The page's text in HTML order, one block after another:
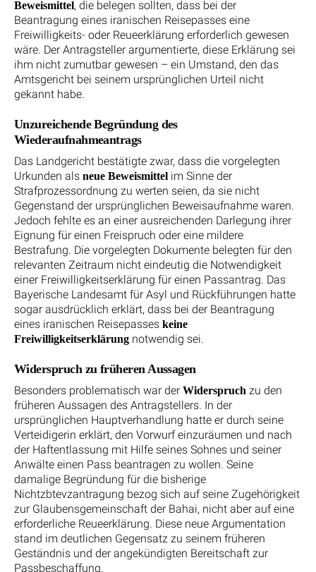
Beweismittel, die belegen sollten, dass bei der
Beantragung eines iranischen Reisepasses eine
Freiwilligkeits- oder Reueerklärung erforderlich gewesen
wäre. Der Antragsteller argumentierte, diese Erklärung sei
ihm nicht zumutbar gewesen – ein Umstand, den das
Amtsgericht bei seinem ursprünglichen Urteil nicht
gekannt habe.
Unzureichende Begründung des
Wiederaufnahmeantrags
Das Landgericht bestätigte zwar, dass die vorgelegten
Urkunden als neue Beweismittel im Sinne der
Strafprozessordnung zu werten seien, da sie nicht
Gegenstand der ursprünglichen Beweisaufnahme waren.
Jedoch fehlte es an einer ausreichenden Darlegung ihrer
Eignung für einen Freispruch oder eine mildere
Bestrafung. Die vorgelegten Dokumente belegten für den
relevanten Zeitraum nicht eindeutig die Notwendigkeit
einer Freiwilligkeitserklärung für einen Passantrag. Das
Bayerische Landesamt für Asyl und Rückführungen hatte
sogar ausdrücklich erklärt, dass bei der Beantragung
eines iranischen Reisepasses keine
Freiwilligkeitserklärung notwendig sei.
Widerspruch zu früheren Aussagen
Besonders problematisch war der Widerspruch zu den
früheren Aussagen des Antragstellers. In der
ursprünglichen Hauptverhandlung hatte er durch seine
Verteidigerin erklärt, den Vorwurf einzuräumen und nach
der Haftentlassung mit Hilfe seines Sohnes und seiner
Anwälte einen Pass beantragen zu wollen. Seine
damalige Begründung für die bisherige
Nichtzbtevzantragung bezog sich auf seine Zugehörigkeit
zur Glaubensgemeinschaft der Bahai, nicht aber auf eine
erforderliche Reueerklärung. Diese neue Argumentation
stand im deutlichen Gegensatz zu seinem früheren
Geständnis und der angekündigten Bereitschaft zur
Passbeschaffung.